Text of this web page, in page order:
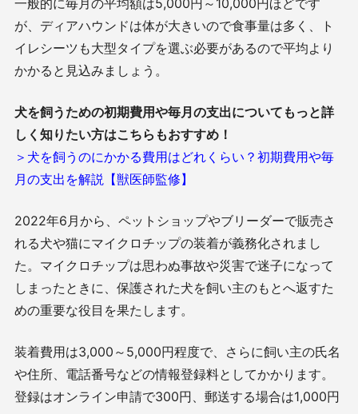
が、ディアハウンドは体が大きいので食事量は多く、ト
イレシーツも大型タイプを選ぶ必要があるので平均より
かかると見込みましょう。
犬を飼うための初期費用や毎月の支出についてもっと詳
しく知りたい方はこちらもおすすめ！
＞犬を飼うのにかかる費用はどれくらい？初期費用や毎
月の支出を解説【獣医師監修】
2022年6月から、ペットショップやブリーダーで販売さ
れる犬や猫にマイクロチップの装着が義務化されまし
た。マイクロチップは思わぬ事故や災害で迷子になって
しまったときに、保護された犬を飼い主のもとへ返すた
めの重要な役目を果たします。
装着費用は3,000～5,000円程度で、さらに飼い主の氏名
や住所、電話番号などの情報登録料としてかかります。
登録はオンライン申請で300円、郵送する場合は1,000円